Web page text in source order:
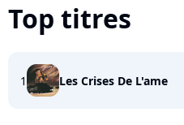
Top titres
1 Les Crises De L'ame